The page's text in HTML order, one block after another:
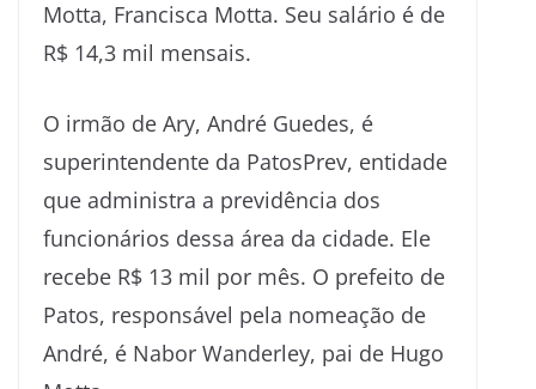
Motta, Francisca Motta. Seu salário é de
R$ 14,3 mil mensais.
O irmão de Ary, André Guedes, é
superintendente da PatosPrev, entidade
que administra a previdência dos
funcionários dessa área da cidade. Ele
recebe R$ 13 mil por mês. O prefeito de
Patos, responsável pela nomeação de
André, é Nabor Wanderley, pai de Hugo